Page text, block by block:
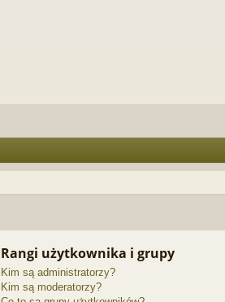
Rangi użytkownika i grupy
Kim są administratorzy?
Kim są moderatorzy?